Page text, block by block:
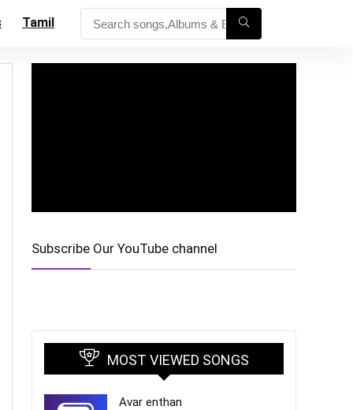
Tamil
Subscribe Our YouTube channel
MOST VIEWED SONGS
Avar enthan